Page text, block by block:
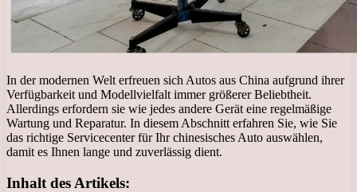
In der modernen Welt erfreuen sich Autos aus China aufgrund ihrer
Verfügbarkeit und Modellvielfalt immer größerer Beliebtheit.
Allerdings erfordern sie wie jedes andere Gerät eine regelmäßige
Wartung und Reparatur. In diesem Abschnitt erfahren Sie, wie Sie
das richtige Servicecenter für Ihr chinesisches Auto auswählen,
damit es Ihnen lange und zuverlässig dient.
Inhalt des Artikels: